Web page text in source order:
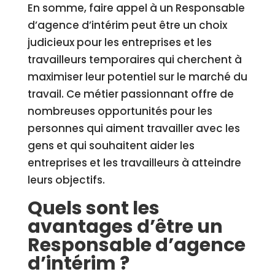
En somme, faire appel à un Responsable
d’agence d’intérim peut être un choix
judicieux pour les entreprises et les
travailleurs temporaires qui cherchent à
maximiser leur potentiel sur le marché du
travail. Ce métier passionnant offre de
nombreuses opportunités pour les
personnes qui aiment travailler avec les
gens et qui souhaitent aider les
entreprises et les travailleurs à atteindre
leurs objectifs.
Quels sont les
avantages d’être un
Responsable d’agence
d’intérim ?